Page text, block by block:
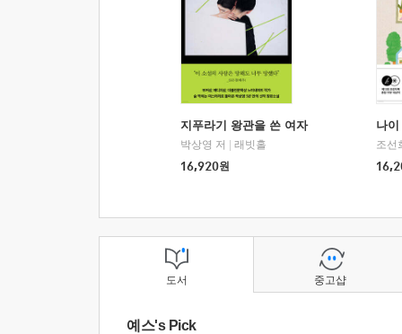
지푸라기 왕관을 쓴 여자
박상영 저
래빗홀
16,920원
나
조선
도서
예스's Pick
중고샵